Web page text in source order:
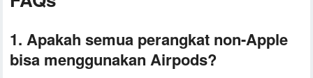
1. Apakah semua perangkat non-Apple
bisa menggunakan Airpods?